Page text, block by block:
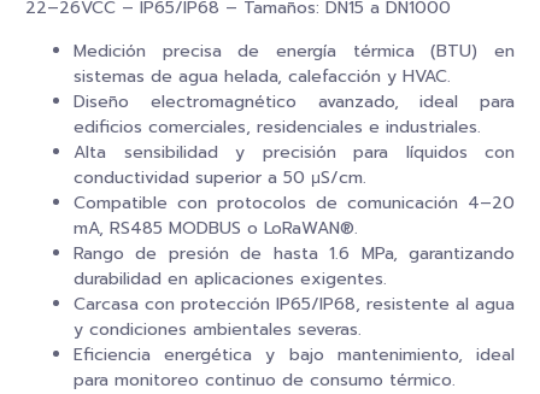
22–26VCC – IP65/IP68 – Tamaños: DN15 a DN1000
Medición precisa de energía térmica (BTU) en
sistemas de agua helada, calefacción y HVAC.
Diseño electromagnético avanzado, ideal para
edificios comerciales, residenciales e industriales.
Alta sensibilidad y precisión para líquidos con
conductividad superior a 50 μS/cm.
Compatible con protocolos de comunicación 4–20
mA, RS485 MODBUS o LoRaWAN®.
Rango de presión de hasta 1.6 MPa, garantizando
durabilidad en aplicaciones exigentes.
Carcasa con protección IP65/IP68, resistente al agua
y condiciones ambientales severas.
Eficiencia energética y bajo mantenimiento, ideal
para monitoreo continuo de consumo térmico.